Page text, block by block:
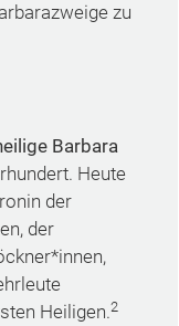
zu
Barbara
Heute
der
der
Heiligen.2